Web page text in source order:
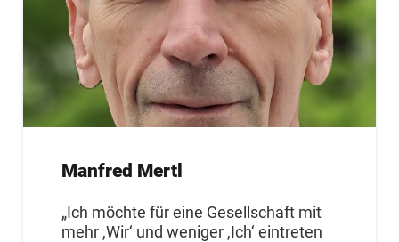
Manfred Mertl
„Ich möchte für eine Gesellschaft mit
mehr ,Wir‘ und weniger ,Ich‘ eintreten